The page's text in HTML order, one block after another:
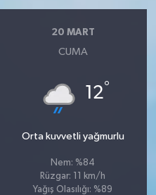
20 MART
CUMA
12°
Orta kuvvetli yağmurlu
Nem: %84
Rüzgar: 11 km/h
Yağış Olasılığı: %89